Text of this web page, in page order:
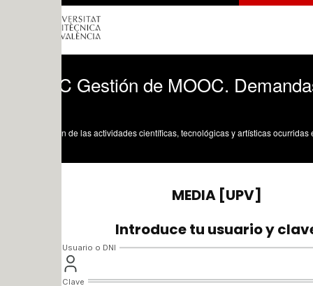
Gestión de MOOC. Demandas de
de las actividades científicas, tecnológicas y artísticas ocurridas en los tres